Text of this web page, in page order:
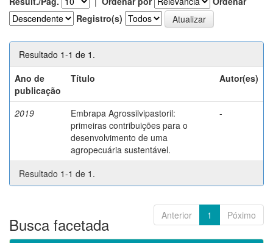
Registro(s)
Resultado 1-1 de 1.
Ano de
publicação
Título Autor(es)
2019
Embrapa Agrossilvipastoril:
primeiras contribuições para o
desenvolvimento de uma
agropecuária sustentável.
-
Resultado 1-1 de 1.
Anterior 1 Póximo
Busca facetada